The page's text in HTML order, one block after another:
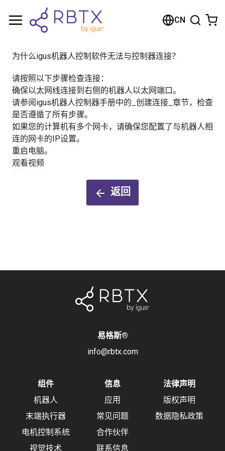
CN
为什么igus机器人控制软件无法与控制器连接？
请按照以下步骤检查连接：
确保以太网线连接到右侧的机器人以太网端口。
请参阅igus机器人控制器手册中的_创建连接_章节，检查
是否遵循了所有步骤。
如果您的计算机有多个网卡，请确保您配置了与机器人相
连的网卡的IP设置。
重启电脑。
观看视频
返回
购物车
浏览商店
易格斯®
info@rbtx.com
组件
机器人
末端执行器
电机控制系统
视觉技术
信息
应用
常见问题
合作伙伴
联系信息
法律声明
版权声明
数据隐私政策